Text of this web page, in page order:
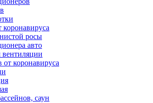
коронавируса
росы
авто
вентиляции
коронавируса
саун